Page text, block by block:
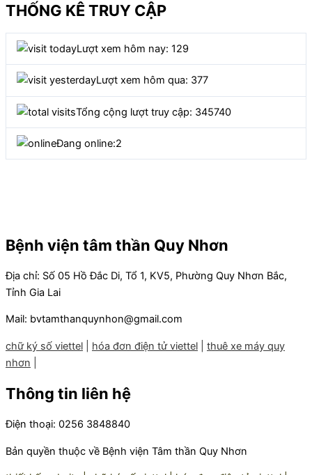
THỐNG KÊ TRUY CẬP
Lượt xem hôm nay: 129
Lượt xem hôm qua: 377
Tổng cộng lượt truy cập: 345740
Đang online:2
Bệnh viện tâm thần Quy Nhơn
Địa chỉ: Số 05 Hồ Đắc Di, Tổ 1, KV5, Phường Quy Nhơn Bắc,
Tỉnh Gia Lai
Mail: bvtamthanquynhon@gmail.com
chữ ký số viettel hóa đơn điện tử viettel
thuê xe máy quy
nhơn
Thông tin liên hệ
Điện thoại: 0256 3848840
Bản quyền thuộc về Bệnh viện Tâm thần Quy Nhơn